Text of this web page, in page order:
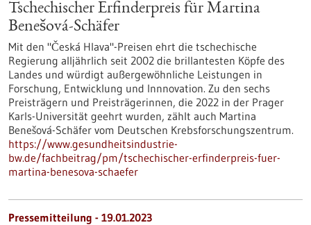
Tschechischer Erfinderpreis für Martina
Benešová-Schäfer
Mit den "Česká Hlava"-Preisen ehrt die tschechische
Regierung alljährlich seit 2002 die brillantesten Köpfe des
Landes und würdigt außergewöhnliche Leistungen in
Forschung, Entwicklung und Innnovation. Zu den sechs
Preisträgern und Preisträgerinnen, die 2022 in der Prager
Karls-Universität geehrt wurden, zählt auch Martina
Benešová-Schäfer vom Deutschen Krebsforschungszentrum.
https://www.gesundheitsindustrie-
bw.de/fachbeitrag/pm/tschechischer-erfinderpreis-fuer-
martina-benesova-schaefer
Pressemitteilung - 19.01.2023